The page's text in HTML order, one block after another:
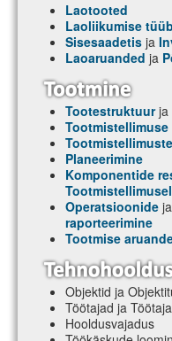
Laotooted
Laoliikumise
Sisesaadetis ja
Laoaruanded ja
Tootestruktuurja
Tootmistellimuse
Planeerimine
Komponentide
Operatsioonide ja
raporteerimine
Tootmise
Objektid ja
Töötajad ja
Hooldusvajadus